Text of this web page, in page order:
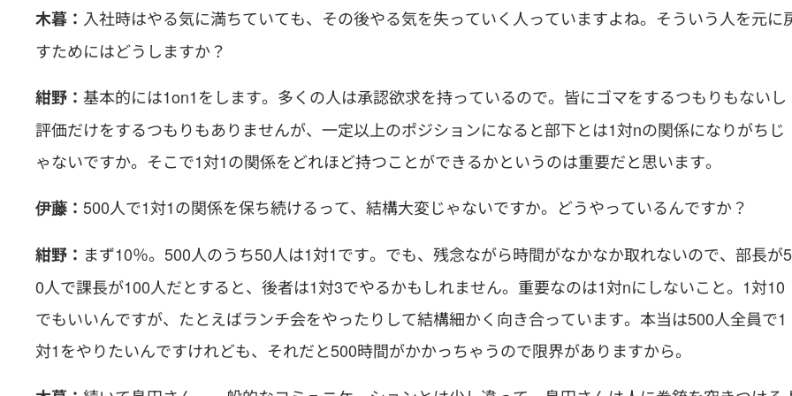
木暮： 入社時はやる気に満ちていても、その後やる気を失っていく人っていますよね。そういう人を元に
すためにはどうしますか？
紺野： 基本的には1on1をします。多くの人は承認欲求を持っているので。皆にゴマをするつもりもないし
評価だけをするつもりもありませんが、一定以上のポジションになると部下とは1対nの関係になりがちじ
ゃないですか。そこで1対1の関係をどれほど持つことができるかというのは重要だと思います。
伊藤： 500人で1対1の関係を保ち続けるって、結構大変じゃないですか。どうやっているんですか？
紺野： まず10％。500人のうち50人は1対1です。でも、残念ながら時間がなかなか取れないので、部長が5
0人で課長が100人だとすると、後者は1対3でやるかもしれません。重要なのは1対nにしないこと。1対10
でもいいんですが、たとえばランチ会をやったりして結構細かく向き合っています。本当は500人全員で1
対1をやりたいんですけれども、それだと500時間がかかっちゃうので限界がありますから。